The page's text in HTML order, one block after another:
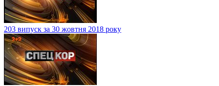
203 випуск за 30 жовтня 2018 року